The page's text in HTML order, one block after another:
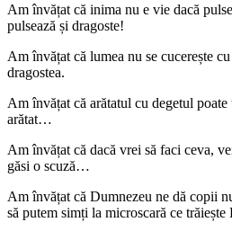
Am învățat că inima nu e vie dacă
pulsează și dragoste!
Am învățat că lumea nu se cucerește
dragostea.
Am învățat că arătatul cu degetul
arătat…
Am învățat că dacă vrei să faci ceva,
găsi o scuză…
Am învățat că Dumnezeu ne dă copii
să putem simți la microscară ce